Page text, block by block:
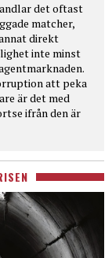
det oftast
matcher,
direkt
inte minst
att peka
är det med
ifrån den är